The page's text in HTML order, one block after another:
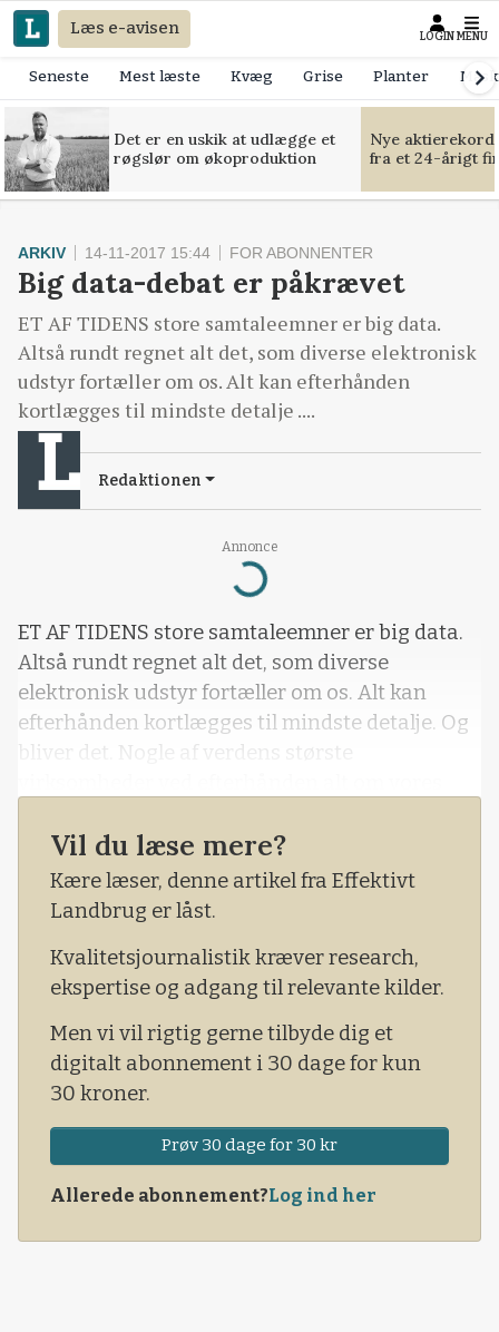
Læs e-avisen LOGIN MENU
Seneste Mest læste Kvæg Grise Planter
Det er en uskik at udlægge et
røgslør om økoproduktion
Nye
fra et 24-årigt
Annonce
Loading...
ARKIV 14-11-2017 15:44 FOR ABONNENTER
Big data-debat er påkrævet
ET AF TIDENS store samtaleemner er big data.
Altså rundt regnet alt det, som diverse elektronisk
udstyr fortæller om os. Alt kan efterhånden
kortlægges til mindste detalje ....
Redaktionen
ET AF TIDENS store samtaleemner er big data.
Altså rundt regnet alt det, som diverse
elektronisk udstyr fortæller om os. Alt kan
efterhånden kortlægges til mindste detalje. Og
bliver det. Nogle af verdens største
sikkert også en bunke, som vi slet ikke er klar
over. Og big data er big business.
Vil du læse mere?
Kære læser, denne artikel fra Effektivt
Landbrug er låst.
Kvalitetsjournalistik kræver research,
ekspertise og adgang til relevante kilder.
Men vi vil rigtig gerne tilbyde dig et
digitalt abonnement i 30 dage for kun
30 kroner.
Prøv 30 dage for 30 kr
Allerede abonnement?Log ind her